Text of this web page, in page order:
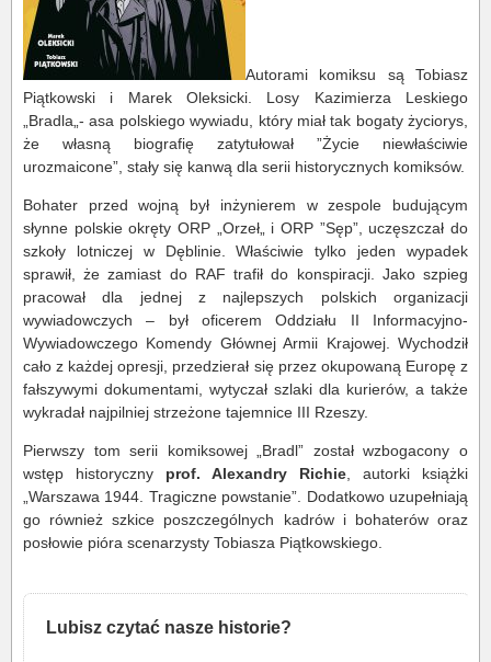
Autorami komiksu są Tobiasz
Piątkowski i Marek Oleksicki. Losy Kazimierza Leskiego
„Bradla„- asa polskiego wywiadu, który miał tak bogaty życiorys,
że własną biografię zatytułował ”Życie niewłaściwie
urozmaicone”, stały się kanwą dla serii historycznych komiksów.
Bohater przed wojną był inżynierem w zespole budującym
słynne polskie okręty ORP „Orzeł„ i ORP ”Sęp”, uczęszczał do
szkoły lotniczej w Dęblinie. Właściwie tylko jeden wypadek
sprawił, że zamiast do RAF trafił do konspiracji. Jako szpieg
pracował dla jednej z najlepszych polskich organizacji
wywiadowczych – był oficerem Oddziału II Informacyjno-
Wywiadowczego Komendy Głównej Armii Krajowej. Wychodził
cało z każdej opresji, przedzierał się przez okupowaną Europę z
fałszywymi dokumentami, wytyczał szlaki dla kurierów, a także
wykradał najpilniej strzeżone tajemnice III Rzeszy.
Pierwszy tom serii komiksowej „Bradl” został wzbogacony o
wstęp historyczny prof. Alexandry Richie , autorki książki
„Warszawa 1944. Tragiczne powstanie”. Dodatkowo uzupełniają
go również szkice poszczególnych kadrów i bohaterów oraz
posłowie pióra scenarzysty Tobiasza Piątkowskiego.
Lubisz czytać nasze historie?